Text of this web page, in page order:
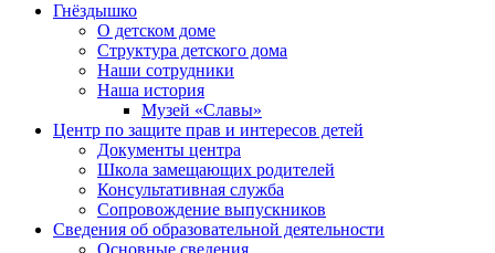
Гнёздышко
О детском доме
Структура детского дома
Наши сотрудники
Наша история
Музей «Славы»
Центр по защите прав и интересов детей
Документы центра
Школа замещающих родителей
Консультативная служба
Сопровождение выпускников
Сведения об образовательной деятельности
Основные сведения